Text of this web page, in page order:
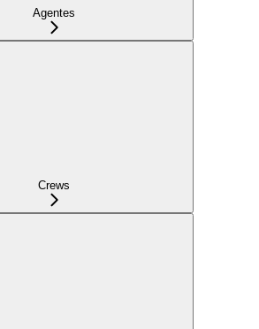
Agentes
Crews